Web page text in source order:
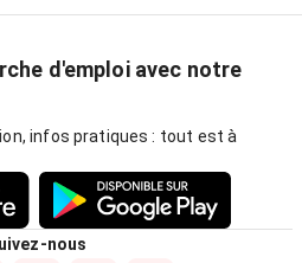
d'emploi avec notre
infos pratiques : tout est à
nous